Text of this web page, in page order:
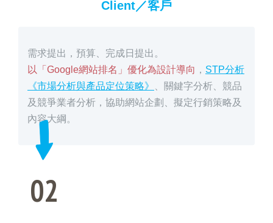
Client／客戶
需求提出，預算、完成日提出。
以「Google網站排名」優化為設計導向 ， STP分析
《市場分析與產品定位策略》
、關鍵字分析、競品
及競爭業者分析，協助網站企劃、擬定行銷策略及
內容大綱。
02